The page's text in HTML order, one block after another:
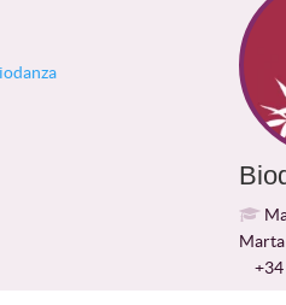
Marta